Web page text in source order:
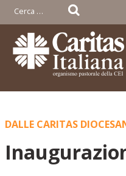
Ricerca
per:
DALLE CARITAS